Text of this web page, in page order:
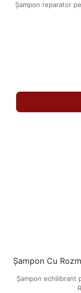
Șampon reparator
Șampon Cu
Șampon echilibrant